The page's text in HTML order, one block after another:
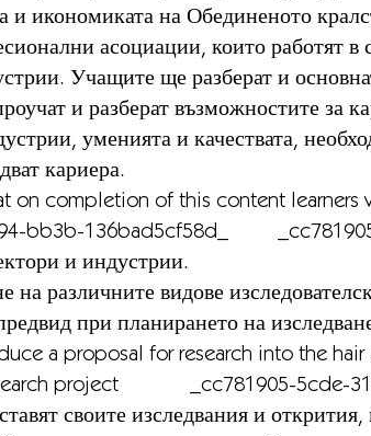
и икономиката на Обединеното
асоциации, които работят в
Учащите ще разберат и
и разберат възможностите за
уменията и качествата,
кариера.
completion of this content
bb3b-136bad5cf58d_
и индустрии.
на различните видове
при планирането на
a proposal for research into the hair
project _cc781905-5cde-
своите изследвания и